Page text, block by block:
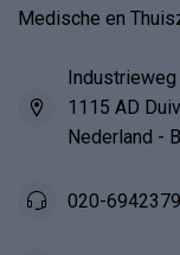
Medische en
1115 AD
Nederland -
020-6942379